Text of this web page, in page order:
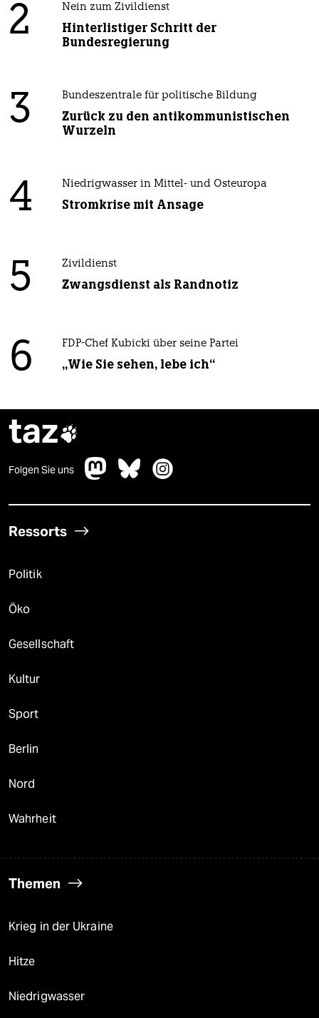
2 Nein zum Zivildienst
Hinterlistiger Schritt der
Bundesregierung
3 Bundeszentrale für politische Bildung
Zurück zu den antikommunistischen
Wurzeln
4 Niedrigwasser in Mittel- und Osteuropa
Stromkrise mit Ansage
5 Zivildienst
Zwangsdienst als Randnotiz
6 FDP-Chef Kubicki über seine Partei
„Wie Sie sehen, lebe ich“
taz
Folgen Sie uns
Ressorts
Politik
Öko
Gesellschaft
Kultur
Sport
Berlin
Nord
Wahrheit
Themen
Krieg in der Ukraine
Hitze
Niedrigwasser